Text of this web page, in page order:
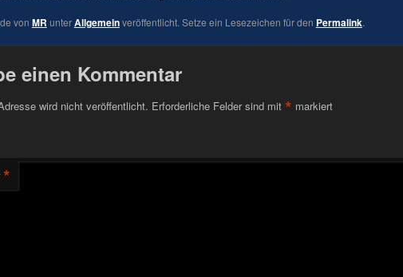
von MR unterAllgemeinveröffentlicht. Setze ein Lesezeichen für den Permalink.
einen Kommentar
wird nicht veröffentlicht. Erforderliche Felder sind mit* markiert
*